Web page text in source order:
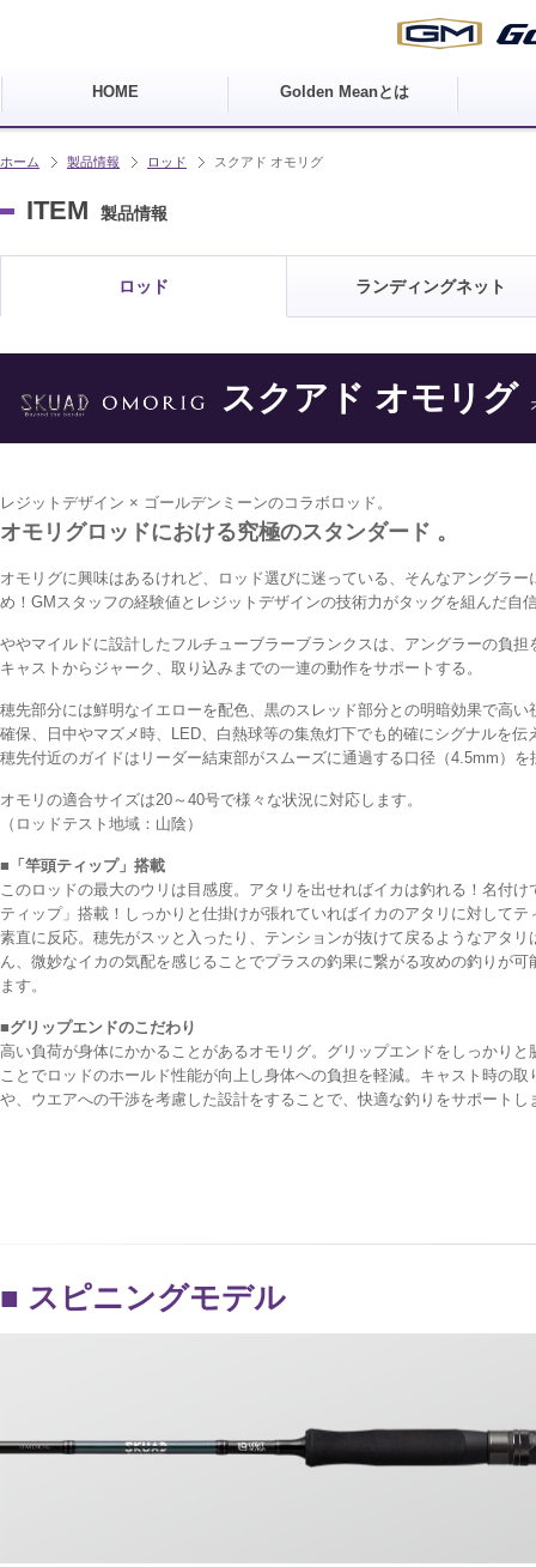
HOME Golden Meanとは
ホーム 製品情報 ロッド スクアド オモリグ
ITEM 製品情報
ロッド ランディングネット
スクアド オモリグ
レジットデザイン × ゴールデンミーンのコラボロッド。
オモリグロッドにおける究極のスタンダード 。
オモリグに興味はあるけれど、ロッド選びに迷っている、そんなアングラー
め！GMスタッフの経験値とレジットデザインの技術力がタッグを組んだ自
ややマイルドに設計したフルチューブラーブランクスは、アングラーの負担
キャストからジャーク、取り込みまでの一連の動作をサポートする。
穂先部分には鮮明なイエローを配色、黒のスレッド部分との明暗効果で高い
確保、日中やマズメ時、LED、白熱球等の集魚灯下でも的確にシグナルを伝
穂先付近のガイドはリーダー結束部がスムーズに通過する口径（4.5mm）を
オモリの適合サイズは20～40号で様々な状況に対応します。
（ロッドテスト地域：山陰）
■「竿頭ティップ」搭載
このロッドの最大のウリは目感度。アタリを出せればイカは釣れる！名付け
ティップ」搭載！しっかりと仕掛けが張れていればイカのアタリに対してテ
素直に反応。穂先がスッと入ったり、テンションが抜けて戻るようなアタリ
ん、微妙なイカの気配を感じることでプラスの釣果に繋がる攻めの釣りが可
ます。
■グリップエンドのこだわり
高い負荷が身体にかかることがあるオモリグ。グリップエンドをしっかりと
ことでロッドのホールド性能が向上し身体への負担を軽減。キャスト時の取
や、ウエアへの干渉を考慮した設計をすることで、快適な釣りをサポートし
■ スピニングモデル